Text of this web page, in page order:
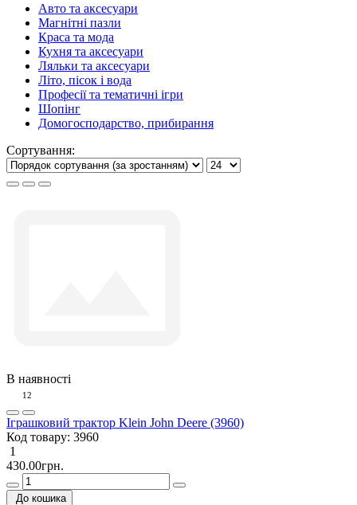
Авто та аксесуари
Магнітні пазли
Краса та мода
Кухня та аксесуари
Ляльки та аксесуари
Літо, пісок і вода
Професії та тематичні ігри
Шопінг
Домогосподарство, прибирання
Сортування:
В наявності
12
Іграшковий трактор Klein John Deere (3960)
Код товару: 3960
1
430.00грн.
До кошика